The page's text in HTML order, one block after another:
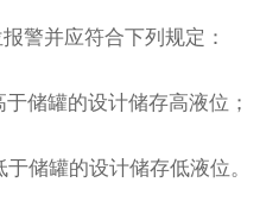
警并应符合下列规定：
储罐的设计储存高液位；
储罐的设计储存低液位。